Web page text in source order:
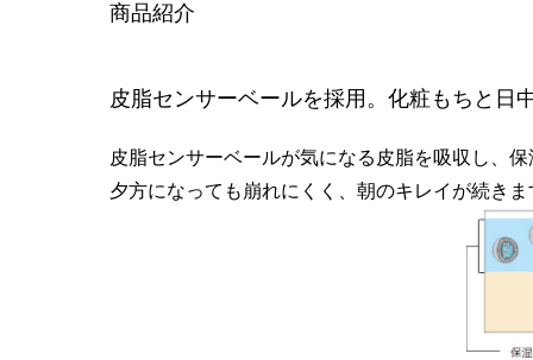
商品紹介
皮脂センサーベールを採用。化粧もちと日
皮脂センサーベールが気になる皮脂を吸収し、
夕方になっても崩れにくく、朝のキレイが続きま